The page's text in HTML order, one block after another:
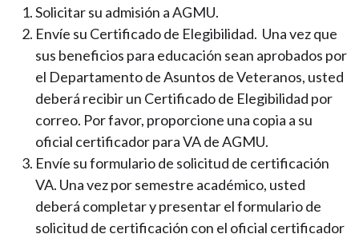
Solicitar su admisión a AGMU.
Envíe su Certificado de Elegibilidad. Una vez que
sus beneficios para educación sean aprobados por
el Departamento de Asuntos de Veteranos, usted
deberá recibir un Certificado de Elegibilidad por
correo. Por favor, proporcione una copia a su
oficial certificador para VA de AGMU.
Envíe su formulario de solicitud de certificación
VA. Una vez por semestre académico, usted
deberá completar y presentar el formulario de
solicitud de certificación con el oficial certificador